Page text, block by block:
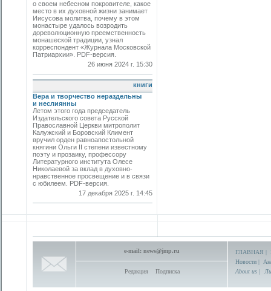
о своем небесном покровителе, какое
место в их духовной жизни занимает
Иисусова молитва, почему в этом
монастыре удалось возродить
дореволюционную преемственность
монашеской традиции, узнал
корреспондент «Журнала Московской
Патриархии». PDF-версия.
26 июня 2024 г. 15:30
книги
Вера и творчество нераздельны
и неслиянны
Летом этого года председатель
Издательского совета Русской
Православной Церкви митрополит
Калужский и Боровский Климент
вручил орден равноапостольной
княгини Ольги II степени известному
поэту и прозаику, профессору
Литературного института Олесе
Николаевой за вклад в духовно-
нравственное просвещение и в связи
с юбилеем. PDF-версия.
17 декабря 2025 г. 14:45
e-mail: news@jmp.ru
Редакция Подписка
ГЛАВНАЯ |
Новости |
About us |